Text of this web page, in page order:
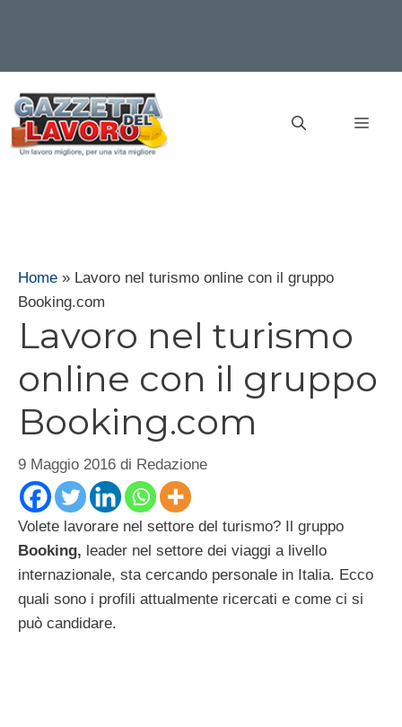
contenuto
Home » Lavoro nel turismo online con il gruppo
Booking.com
Lavoro nel turismo
online con il gruppo
Booking.com
9 Maggio 2016 di Redazione
Volete lavorare nel settore del turismo? Il gruppo
Booking, leader nel settore dei viaggi a livello
internazionale, sta cercando personale in Italia. Ecco
quali sono i profili attualmente ricercati e come ci si
può candidare.